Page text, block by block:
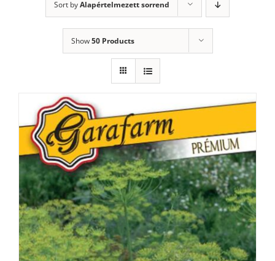
Sort byAlapértelmezett sorrend
Show50 Products